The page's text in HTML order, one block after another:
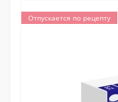
Отпускается по рецепту